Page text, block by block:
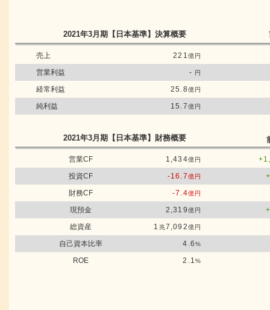
2021年3月期 【日本基準】 決算概要
売上 221億円
営業利益 - 円
経常利益 25.8億円
純利益 15.7億円
2021年3月期 【日本基準】 財務概要
営業CF 1,434億円
投資CF
-16.7億円
財務CF
-7.4億円
現預金 2,319億円
総資産
1 兆7,092億円
自己資本比率 4.6%
ROE 2.1%